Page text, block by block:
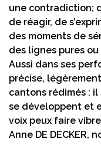
une contradiction;
de réagir, de
des moments de
des lignes pures
Aussi dans ses
précise,
cantons rédimés :
se développent et
voix peux faire
Anne DE DECKER,